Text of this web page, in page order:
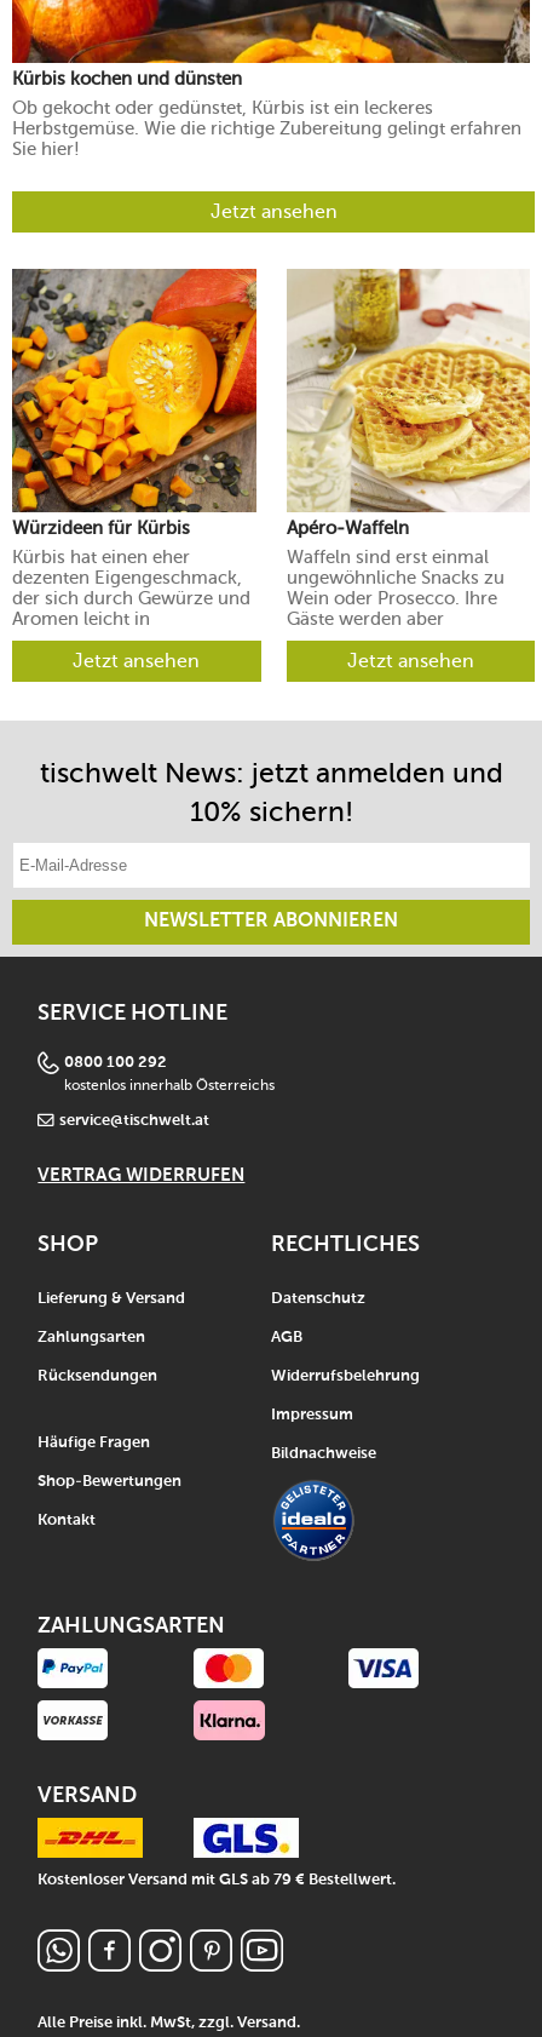
Kürbis kochen und dünsten
Ob gekocht oder gedünstet, Kürbis ist ein leckeres
Herbstgemüse. Wie die richtige Zubereitung gelingt erfahren
Sie hier!
Jetzt ansehen
Würzideen für Kürbis
Kürbis hat einen eher
dezenten Eigengeschmack,
der sich durch Gewürze und
Aromen leicht in
verschiedene Richtungen
lenken lässt.Jetzt ansehen
Apéro-Waffeln
Waffeln sind erst einmal
ungewöhnliche Snacks zu
Wein oder Prosecco. Ihre
Gäste werden aber
begeistert sein.
Jetzt ansehen
tischwelt News: jetzt anmelden und
10% sichern!
E-Mail-Adresse eintragen
NEWSLETTER ABONNIEREN
SERVICE HOTLINE
0800 100 292
kostenlos innerhalb Österreichs
service@tischwelt.at
VERTRAG WIDERRUFEN
SHOP
Lieferung & Versand
Zahlungsarten
Rücksendungen
Häufige Fragen
Shop-Bewertungen
Kontakt
Alle Preise inkl. MwSt, zzgl.Versand.
RECHTLICHES
Datenschutz
AGB
Widerrufsbelehrung
Impressum
Bildnachweise
ZAHLUNGSARTEN
VERSAND
Kostenloser Versand mit GLS ab 79 € Bestellwert.